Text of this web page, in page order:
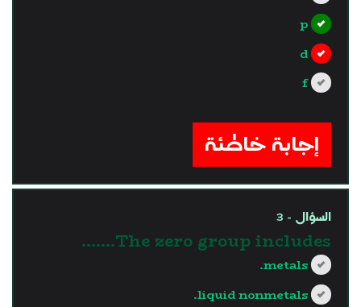
p
d
f
إجابة خاطئة
السؤال - 3
The zero group includes.......
metals.
liquid nonmetals.